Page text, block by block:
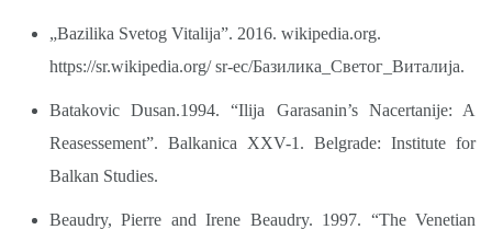
„Bazilika Svetog Vitalija”. 2016. wikipedia.org.
https://sr.wikipedia.org/sr-ec/Базилика_Светог_Виталија.
Batakovic Dusan.1994. “Ilija Garasanin’s Nacertanije: A
Reasessement”. Balkanica XXV-1. Belgrade: Institute for
Balkan Studies.
Beaudry, Pierre and Irene Beaudry. 1997. “The Venetian